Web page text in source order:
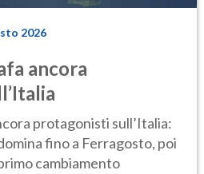
2026
ancora
protagonisti sull’Italia:
fino a Ferragosto, poi
cambiamento